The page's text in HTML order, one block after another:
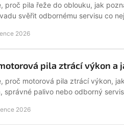
proč pila řeže do oblouku, jak
svěřit odbornému servisu co
2026
pila ztrácí výkon a
proč motorová pila ztrácí výkon,
správné palivo nebo odborný
2026